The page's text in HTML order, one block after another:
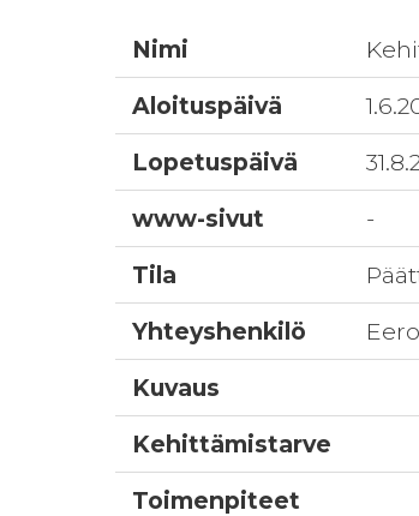
Nimi
Aloituspäivä
Lopetuspäivä
www-sivut
-
Tila
Yhteyshenkilö
Kuvaus
Kehittämistarve
Toimenpiteet